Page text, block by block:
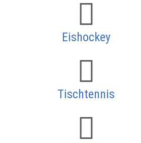
Eishockey
Tischtennis